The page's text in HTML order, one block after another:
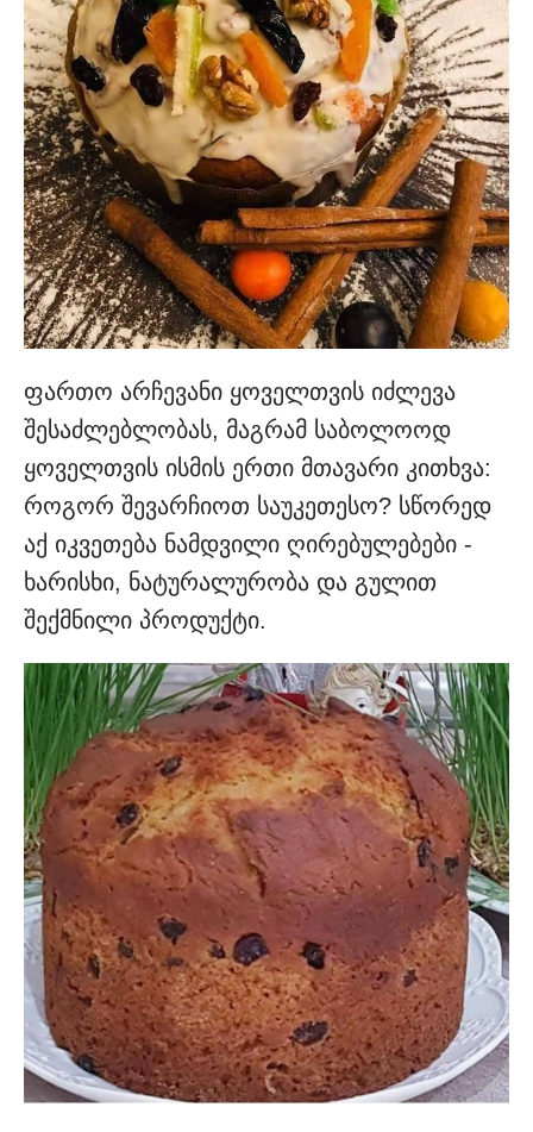
ფართო არჩევანი ყოველთვის იძლევა
შესაძლებლობას, მაგრამ საბოლოოდ
ყოველთვის ისმის ერთი მთავარი კითხვა:
როგორ შევარჩიოთ საუკეთესო? სწორედ
აქ იკვეთება ნამდვილი ღირებულებები -
ხარისხი, ნატურალურობა და გულით
შექმნილი პროდუქტი.